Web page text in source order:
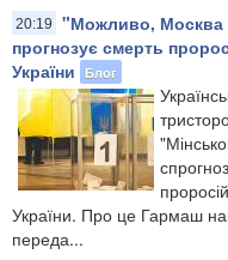
20:19
"Можливо, Москва
прогнозує смерть
України
Блог
України. Про це Гармаш
переда...